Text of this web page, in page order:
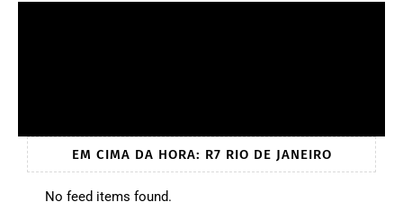
EM CIMA DA HORA: R7 RIO DE JANEIRO
No feed items found.